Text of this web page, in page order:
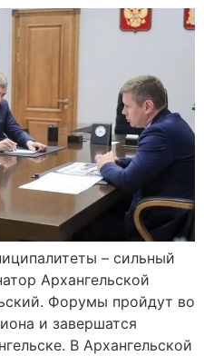
– сильный
Архангельской
Форумы пройдут во
и завершатся
В Архангельской